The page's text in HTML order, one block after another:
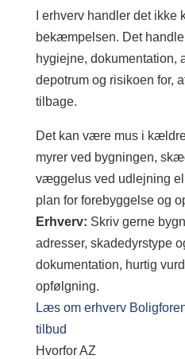
I erhverv handler det ikke
bekæmpelsen. Det
hygiejne, dokumentation,
depotrum og risikoen for,
tilbage.
Det kan være mus i
myrer ved bygningen,
væggelus ved udlejning
plan for forebyggelse og
Erhverv: Skriv gerne
adresser, skadedyrstype
dokumentation, hurtig
opfølgning.
Læs om erhverv
tilbud
Hvorfor AZ